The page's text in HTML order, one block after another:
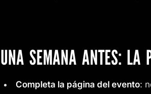
UNA SEMANA ANTES: LA
Completa la página del evento: